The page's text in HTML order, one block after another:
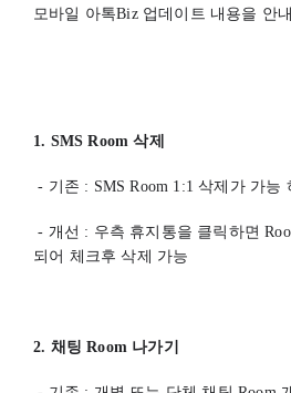
모바일 아톡Biz 업데이트 내용을 안
1. SMS Room 삭제
- 기존 : SMS Room 1:1 삭제가 가능
- 개선 : 우측 휴지통을 클릭하면 Room별 콤보 박스 활성화
되어 체크후 삭제 가능
2. 채팅 Room 나가기